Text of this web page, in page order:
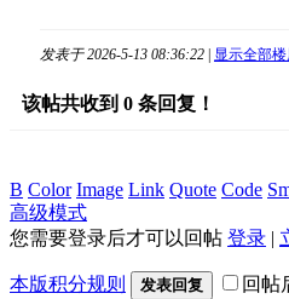
发表于 2026-5-13 08:36:22 | 显示全部
该帖共收到 0 条回复！
B Color Image Link Quote Code
高级模式
您需要登录后才可以回帖 登录 |
本版积分规则 发表回复 回帖